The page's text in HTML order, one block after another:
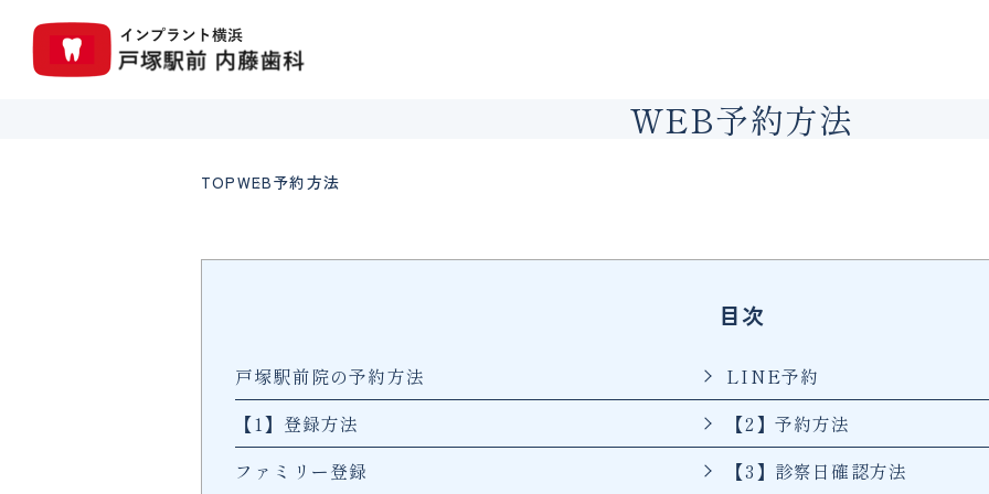
WEB予約方法
TOPWEB予約方法
目次
戸塚駅前院の予約方法
LINE予約
【1】登録方法
【2】予約方法
ファミリー登録
【3】診察日確認方法